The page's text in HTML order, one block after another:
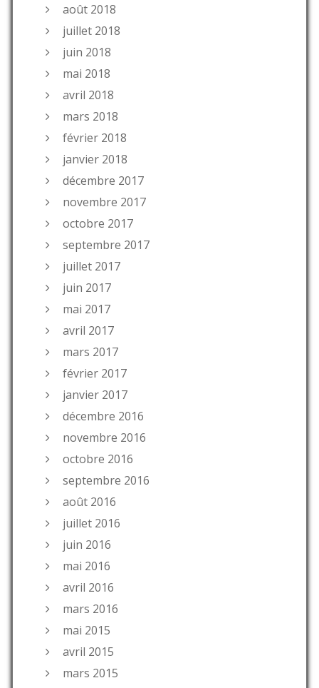
août 2018
juillet 2018
juin 2018
mai 2018
avril 2018
mars 2018
février 2018
janvier 2018
décembre 2017
novembre 2017
octobre 2017
septembre 2017
juillet 2017
juin 2017
mai 2017
avril 2017
mars 2017
février 2017
janvier 2017
décembre 2016
novembre 2016
octobre 2016
septembre 2016
août 2016
juillet 2016
juin 2016
mai 2016
avril 2016
mars 2016
mai 2015
avril 2015
mars 2015